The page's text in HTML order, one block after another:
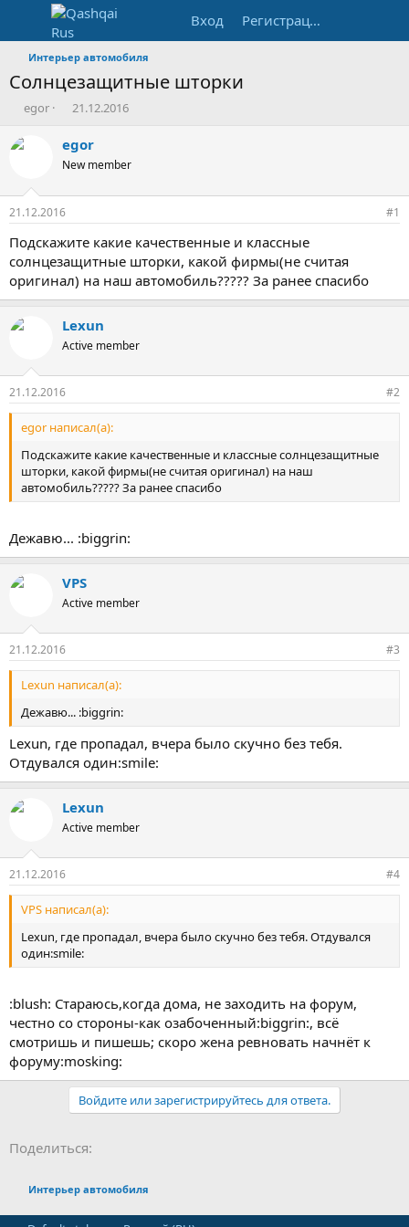
Вход Регистрация
Интерьер автомобиля
Солнцезащитные шторки
А
т
т
е
м
ы
egor
Д
т
а
н
а
л
21.12.2016
egor
New member
21.12.2016 #1
Подскажите какие качественные и классные
солнцезащитные шторки, какой фирмы(не считая
оригинал) на наш автомобиль????? За ранее спасибо
Lexun
Active member
21.12.2016 #2
egor написал(а):
Подскажите какие качественные и классные солнцезащитные
шторки, какой фирмы(не считая оригинал) на наш
автомобиль????? За ранее спасибо
Дежавю... :biggrin:
VPS
Active member
21.12.2016 #3
Lexun написал(а):
Дежавю... :biggrin:
Lexun, где пропадал, вчера было скучно без тебя.
Отдувался один:smile:
Lexun
Active member
21.12.2016 #4
VPS написал(а):
Lexun, где пропадал, вчера было скучно без тебя. Отдувался
один:smile:
:blush: Стараюсь,когда дома, не заходить на форум,
честно со стороны-как озабоченный:biggrin:, всё
смотришь и пишешь; скоро жена ревновать начнёт к
форуму:mosking:
Войдите или зарегистрируйтесь для ответа.
Поделиться:
Интерьер автомобиля